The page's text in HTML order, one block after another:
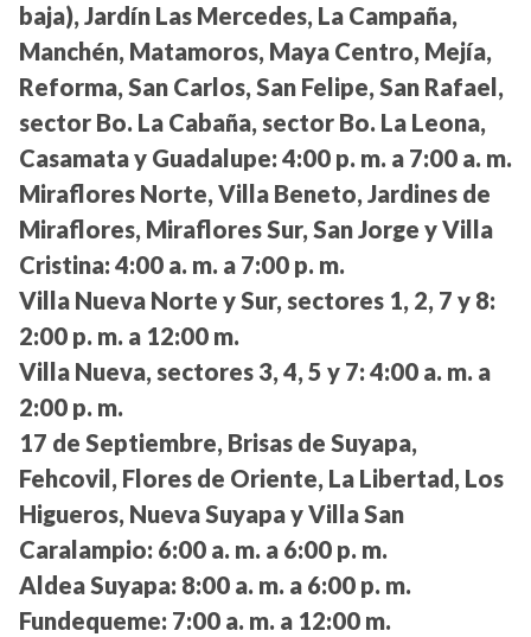
baja), Jardín Las Mercedes, La Campaña,
Manchén, Matamoros, Maya Centro, Mejía,
Reforma, San Carlos, San Felipe, San Rafael,
sector Bo. La Cabaña, sector Bo. La Leona,
Casamata y Guadalupe: 4:00 p. m. a 7:00 a. m.
Miraflores Norte, Villa Beneto, Jardines de
Miraflores, Miraflores Sur, San Jorge y Villa
Cristina: 4:00 a. m. a 7:00 p. m.
Villa Nueva Norte y Sur, sectores 1, 2, 7 y 8:
2:00 p. m. a 12:00 m.
Villa Nueva, sectores 3, 4, 5 y 7: 4:00 a. m. a
2:00 p. m.
17 de Septiembre, Brisas de Suyapa,
Fehcovil, Flores de Oriente, La Libertad, Los
Higueros, Nueva Suyapa y Villa San
Caralampio: 6:00 a. m. a 6:00 p. m.
Aldea Suyapa: 8:00 a. m. a 6:00 p. m.
Fundequeme: 7:00 a. m. a 12:00 m.